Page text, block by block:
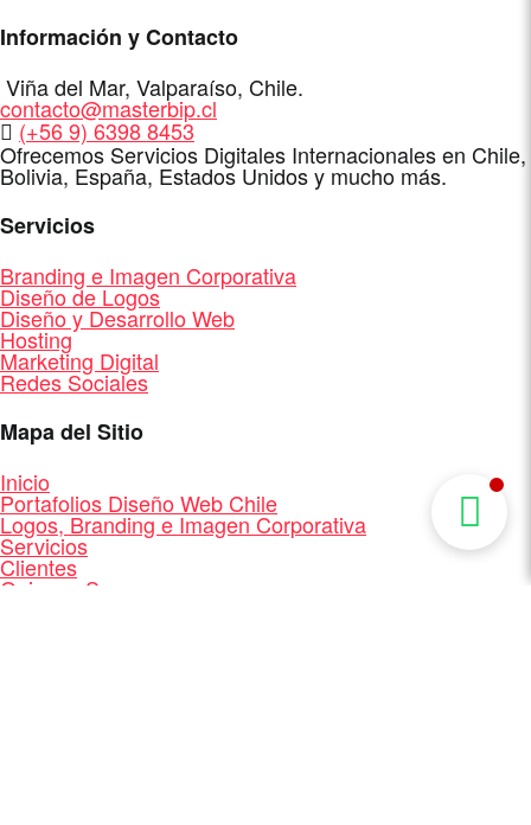
Información y Contacto
Dirección
Viña del Mar, Valparaíso, Chile.
E-
Mail
contacto@masterbip.cl
WhatsApp
(+56 9) 6398 8453
Ofrecemos Servicios Digitales Internacionales en Chile,
Bolivia, España, Estados Unidos y mucho más.
Servicios
Branding e Imagen Corporativa
Diseño de Logos
Diseño y Desarrollo Web
Hosting
Marketing Digital
Redes Sociales
Mapa del Sitio
Inicio
Portafolios Diseño Web Chile
Logos, Branding e Imagen Corporativa
Servicios
Clientes
Quienes Somos